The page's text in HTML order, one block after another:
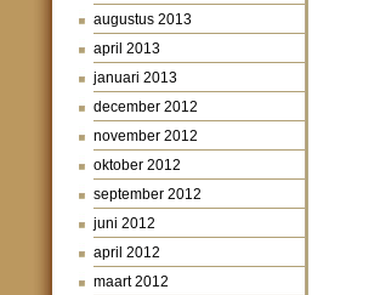
augustus 2013
april 2013
januari 2013
december 2012
november 2012
oktober 2012
september 2012
juni 2012
april 2012
maart 2012